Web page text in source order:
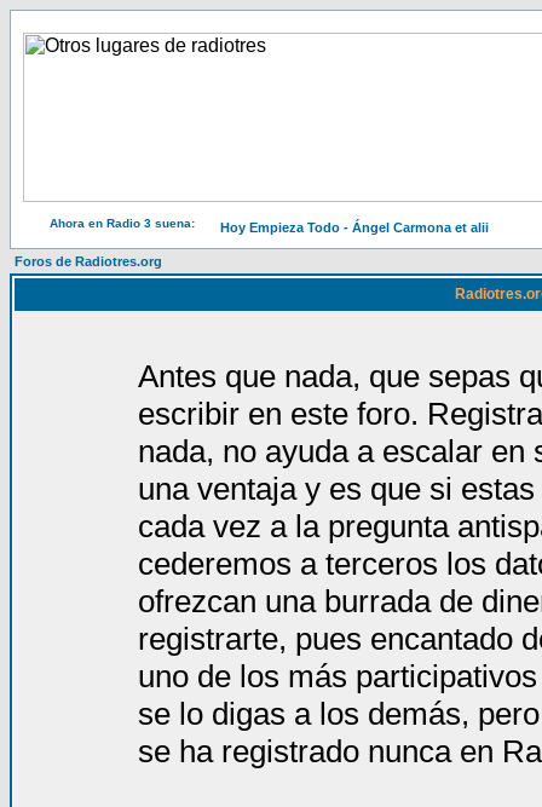
Ahora en Radio 3 suena: Hoy Empieza Todo - Ángel Carmona et alii
Foros de Radiotres.org
Antes que nada, que sepas
escribir en este foro.
nada, no ayuda a escalar en
una ventaja y es que si
cada vez a la pregunta
cederemos a terceros los
ofrezcan una burrada de
registrarte, pues encantado
uno de los más
se lo digas a los demás,
se ha registrado nunca en